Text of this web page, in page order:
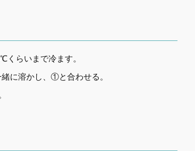
らいまで冷ます。
に溶かし、①と合わせる。